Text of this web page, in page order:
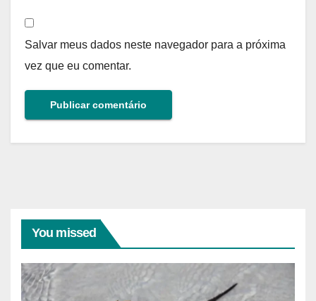
Salvar meus dados neste navegador para a próxima
vez que eu comentar.
You missed